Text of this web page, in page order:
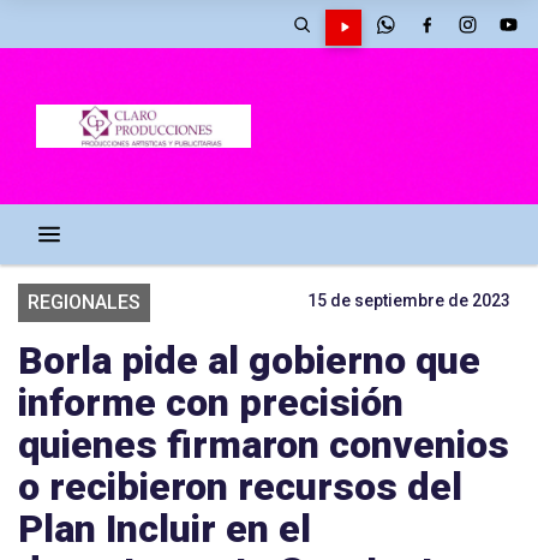
REGIONALES 15 de septiembre de 2023
Borla pide al gobierno que
informe con precisión
quienes firmaron convenios
o recibieron recursos del
Plan Incluir en el